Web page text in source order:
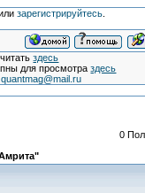
зарегистрируйтесь.
здесь
для просмотраздесь
quantmag@mail.ru
0